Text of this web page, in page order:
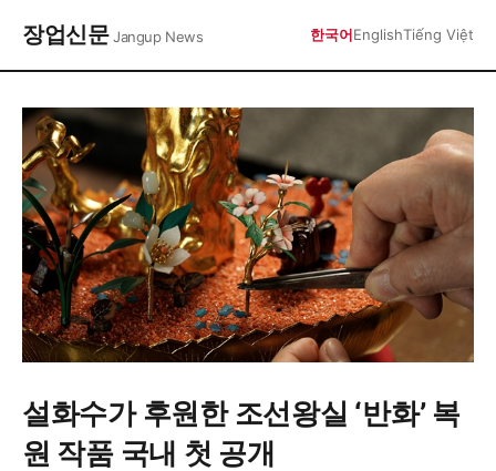
장업신문Jangup News 한국어EnglishTiếng Việt
설화수가 후원한 조선왕실 ‘반화’ 복
원 작품 국내 첫 공개